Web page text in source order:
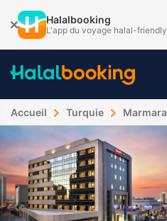
Halalbooking
L'app du voyage halal-friendly
Accueil Turquie Marmara